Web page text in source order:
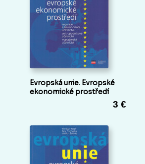
Evropská unie. Evropské
ekonomické prostředí
3 €